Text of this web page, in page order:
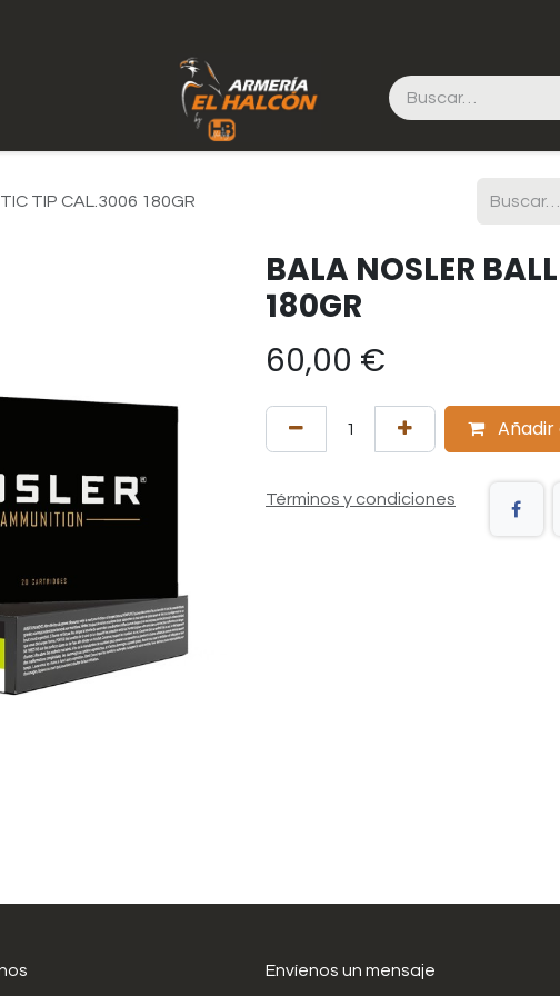
TIP CAL.3006 180GR
BALA NOSLER
180GR
60,00 €
Términos y condiciones
Envíenos un mensaje